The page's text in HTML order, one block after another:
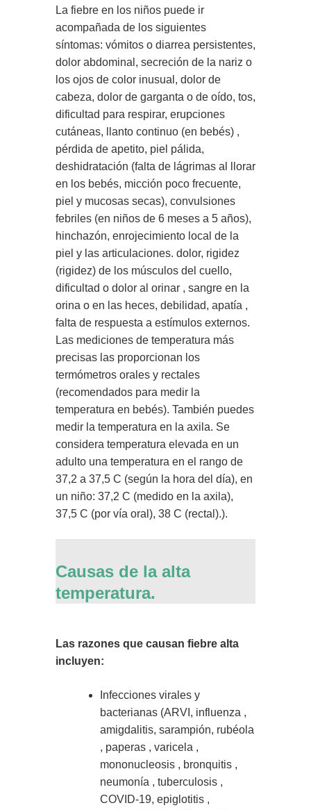
La fiebre en los niños puede ir
acompañada de los siguientes
síntomas: vómitos o diarrea persistentes,
dolor abdominal, secreción de la nariz o
los ojos de color inusual, dolor de
cabeza, dolor de garganta o de oído, tos,
dificultad para respirar, erupciones
cutáneas, llanto continuo (en bebés) ,
pérdida de apetito, piel pálida,
deshidratación (falta de lágrimas al llorar
en los bebés, micción poco frecuente,
piel y mucosas secas), convulsiones
febriles (en niños de 6 meses a 5 años),
hinchazón, enrojecimiento local de la
piel y las articulaciones. dolor, rigidez
(rigidez) de los músculos del cuello,
dificultad o dolor al orinar , sangre en la
orina o en las heces, debilidad, apatía ,
falta de respuesta a estímulos externos.
Las mediciones de temperatura más
precisas las proporcionan los
termómetros orales y rectales
(recomendados para medir la
temperatura en bebés). También puedes
medir la temperatura en la axila. Se
considera temperatura elevada en un
adulto una temperatura en el rango de
37,2 a 37,5 C (según la hora del día), en
un niño: 37,2 C (medido en la axila),
37,5 C (por vía oral), 38 C (rectal).).
Causas de la alta
temperatura.
Las razones que causan fiebre alta
incluyen:
Infecciones virales y
bacterianas (ARVI, influenza ,
amigdalitis, sarampión, rubéola
, paperas , varicela ,
mononucleosis , bronquitis ,
neumonía , tuberculosis ,
COVID-19, epiglotitis ,